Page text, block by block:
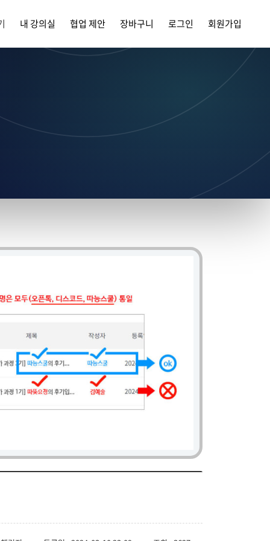
내 강의실 협업 제안 장바구니 로그인 회원가입